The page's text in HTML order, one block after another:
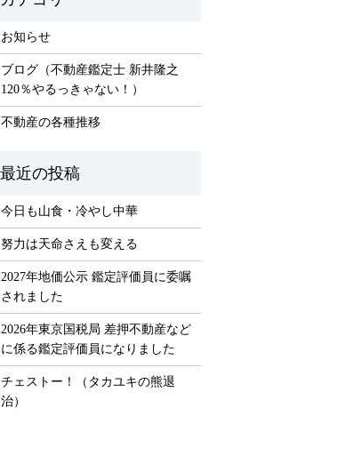
お知らせ
ブログ（不動産鑑定士 新井隆之
120％やるっきゃない！）
不動産の各種推移
今日も山食・冷やし中華
努力は天命さえも変える
2027年地価公示 鑑定評価員に委嘱
されました
2026年東京国税局 差押不動産など
に係る鑑定評価員になりました
チェストー！（タカユキの熊退
治）